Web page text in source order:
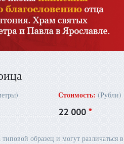
Стоимость: (Рубли)
22 000 *
образец и могут различаться в